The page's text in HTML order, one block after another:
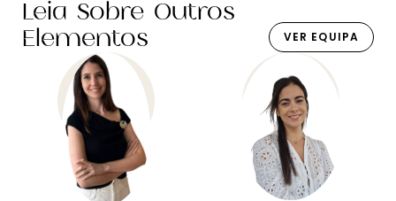
Leia Sobre Outros
Elementos
VER EQUIPA